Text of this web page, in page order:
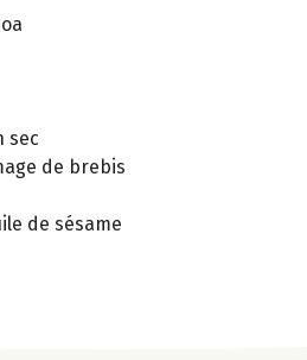
sec
de brebis
de sésame